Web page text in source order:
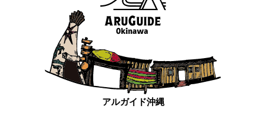
アルガイド沖縄